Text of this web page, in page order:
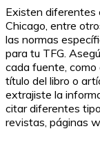
Existen diferentes
Chicago, entre
las normas
para tu TFG.
cada fuente, como
título del libro o
extrajiste la
citar diferentes
revistas, páginas